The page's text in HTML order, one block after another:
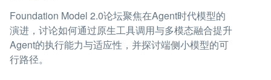
Foundation Model 2.0论坛聚焦在Agent时代模型的
演进，讨论如何通过原生工具调用与多模态融合提升
Agent的执行能力与适应性，并探讨端侧小模型的可
行路径。